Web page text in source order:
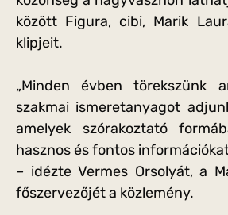
között Figura, cibi, Marik
klipjeit.
„Minden évben törekszünk
szakmai ismeretanyagot
amelyek szórakoztató
hasznos és fontos
– idézte Vermes Orsolyát, a
főszervezőjét a közlemény.